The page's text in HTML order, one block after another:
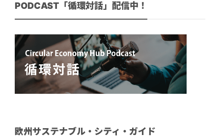
PODCAST「循環対話」配信中！
欧州サステナブル・シティ・ガイド